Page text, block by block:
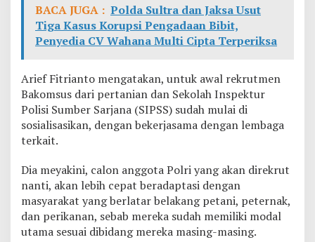
f
a
r
C
a
l
o
l
r
i
B
a
k
BACA JUGA : Polda Sultra dan Jaksa Usut
Tiga Kasus Korupsi Pengadaan Bibit,
Penyedia CV Wahana Multi Cipta Terperiksa
Arief Fitrianto mengatakan, untuk awal rekrutmen
Bakomsus dari pertanian dan Sekolah Inspektur
Polisi Sumber Sarjana (SIPSS) sudah mulai di
sosialisasikan, dengan bekerjasama dengan lembaga
terkait.
Dia meyakini, calon anggota Polri yang akan direkrut
nanti, akan lebih cepat beradaptasi dengan
masyarakat yang berlatar belakang petani, peternak,
dan perikanan, sebab mereka sudah memiliki modal
utama sesuai dibidang mereka masing-masing.